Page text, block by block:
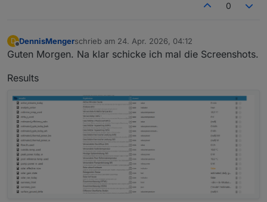
0
D
Offline
DennisMengerschrieb am 24. Apr. 2026, 04:12
zuletzt editiert von
Guten Morgen. Na klar schicke ich mal die Screenshots.
Results